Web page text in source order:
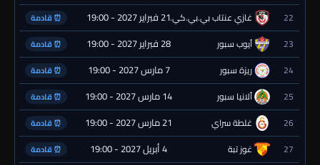
22 غازي عنتاب بي.بي.كي.21 فبراير 2027 - 19:00 ⏰ قادمة
23 أيوب سبور 28 فبراير 2027 - 19:00 ⏰ قادمة
24 ريزة سبور 7 مارس 2027 - 19:00 ⏰ قادمة
25 ألانيا سبور 14 مارس 2027 - 19:00 ⏰ قادمة
26 غلطة سراي 21 مارس 2027 - 19:00 ⏰ قادمة
27 غوز تبة 4 أبريل 2027 - 19:00 ⏰ قادمة